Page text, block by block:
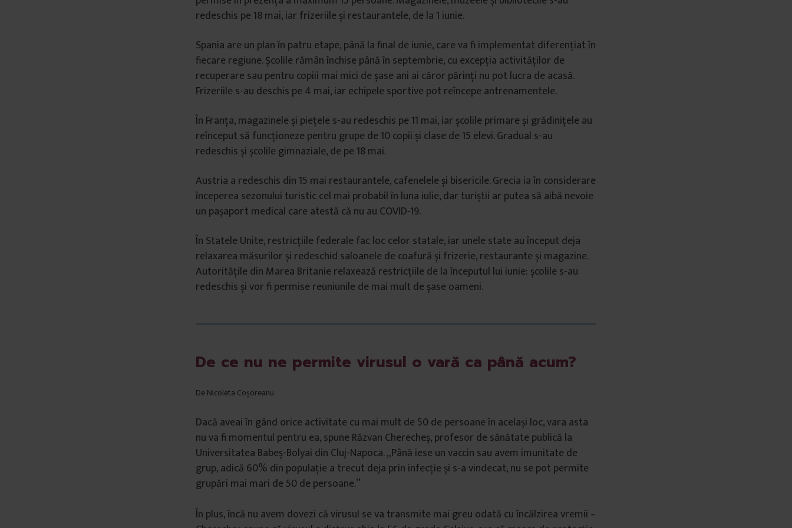
redeschis pe 18 mai, iar frizeriile și restaurantele, de la 1 iunie.
Spania are un plan în patru etape, până la final de iunie, care va fi implementat diferențiat în
fiecare regiune. Școlile rămân închise până în septembrie, cu excepția activităților de
recuperare sau pentru copiii mai mici de șase ani ai căror părinți nu pot lucra de acasă.
Frizeriile s-au deschis pe 4 mai, iar echipele sportive pot reîncepe antrenamentele.
În Franța, magazinele și piețele s-au redeschis pe 11 mai, iar școlile primare și grădinițele au
reînceput să funcționeze pentru grupe de 10 copii și clase de 15 elevi. Gradual s-au
redeschis și școlile gimnaziale, de pe 18 mai.
Austria a redeschis din 15 mai restaurantele, cafenelele și bisericile. Grecia ia în considerare
începerea sezonului turistic cel mai probabil în luna iulie, dar turiștii ar putea să aibă nevoie
un pașaport medical care atestă că nu au COVID-19.
În Statele Unite, restricțiile federale fac loc celor statale, iar unele state au început deja
relaxarea măsurilor și redeschid saloanele de coafură și frizerie, restaurante și magazine.
Autoritățile din Marea Britanie relaxează restricțiile de la începutul lui iunie: școlile s-au
redeschis și vor fi permise reuniunile de mai mult de șase oameni.
De ce nu ne permite virusul o vară ca până acum?
De Nicoleta Coșoreanu
Dacă aveai în gând orice activitate cu mai mult de 50 de persoane în același loc, vara asta
nu va fi momentul pentru ea, spune Răzvan Cherecheș, profesor de sănătate publică la
Universitatea Babeș-Bolyai din Cluj-Napoca. „Până iese un vaccin sau avem imunitate de
grup, adică 60% din populație a trecut deja prin infecție și s-a vindecat, nu se pot permite
grupări mai mari de 50 de persoane.”
În plus, încă nu avem dovezi că virusul se va transmite mai greu odată cu încălzirea vremii –